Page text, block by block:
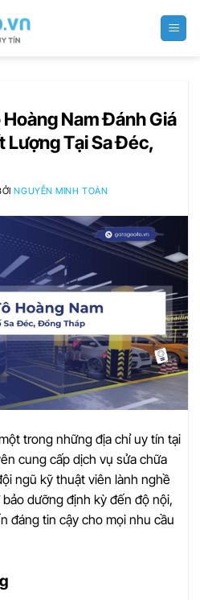
Hoàng Nam Đánh Giá
Lượng Tại Sa Đéc,
NGUYỄN MINH TOÀN
trong những địa chỉ uy tín tại
cung cấp dịch vụ sửa chữa
ngũ kỹ thuật viên lành nghề
dưỡng định kỳ đến độ nội,
đáng tin cậy cho mọi nhu cầu